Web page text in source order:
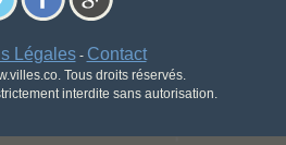
Légales- Contact
Tous droits réservés.
interdite sans autorisation.